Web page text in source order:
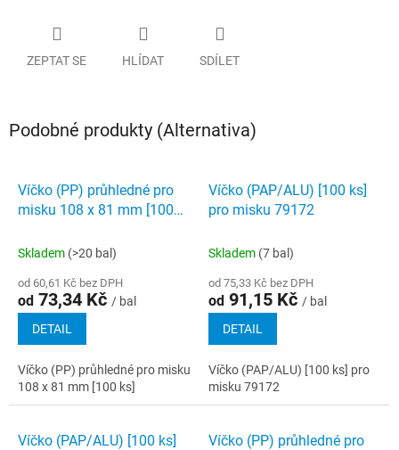
ZEPTAT SE HLÍDAT SDÍLET
Podobné produkty (Alternativa)
Víčko (PP) průhledné pro
misku 108 x 81 mm [100
Skladem (>20 bal)
od 60,61 Kč bez DPH
od 73,34 Kč / bal
DETAIL
Víčko (PP) průhledné pro misku
108 x 81 mm [100 ks]
Víčko (PAP/ALU) [100 ks]
pro misku 79172
Skladem (7 bal)
od 75,33 Kč bez DPH
od 91,15 Kč / bal
DETAIL
Víčko (PAP/ALU) [100 ks] pro
misku 79172
Víčko (PAP/ALU) [100 ks]
Víčko (PP) průhledné pro